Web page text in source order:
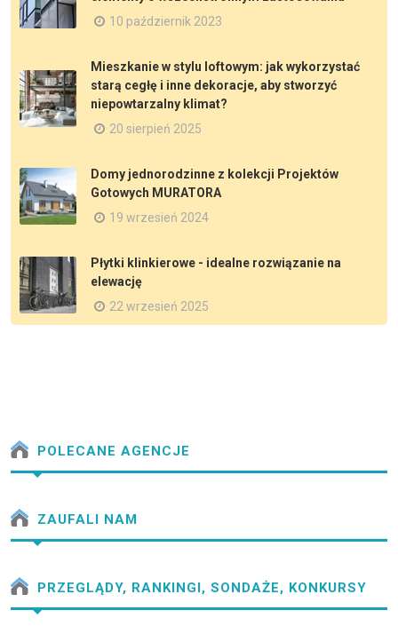
10 październik 2023
Mieszkanie w stylu loftowym: jak wykorzystać
starą cegłę i inne dekoracje, aby stworzyć
niepowtarzalny klimat?
20 sierpień 2025
Domy jednorodzinne z kolekcji Projektów
Gotowych MURATORA
19 wrzesień 2024
Płytki klinkierowe - idealne rozwiązanie na
elewację
22 wrzesień 2025
POLECANE AGENCJE
ZAUFALI NAM
PRZEGLĄDY, RANKINGI, SONDAŻE, KONKURSY